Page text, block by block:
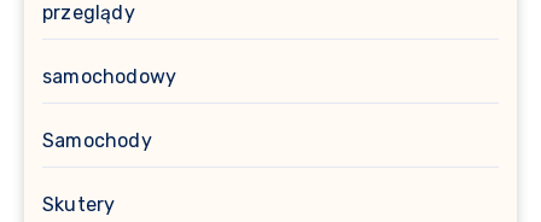
przeglądy
samochodowy
Samochody
Skutery